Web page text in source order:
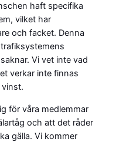
haft specifika
vilket har
och facket. Denna
Vi vet inte vad
verkar inte finnas
vinst.
för våra medlemmar
och att det råder
gälla. Vi kommer